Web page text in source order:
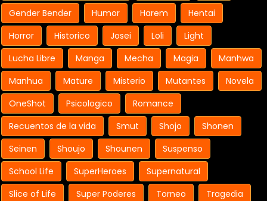
Gender Bender
Humor Harem
Hentai
Horror
Historico Josei Loli
Light
Lucha Libre
Manga Mecha Magia
Manhwa
Manhua
Mature Misterio Mutantes
Novela
OneShot
Psicologico
Romance
Recuentos de la vida
Smut Shojo
Shonen
Seinen
Shoujo Shounen
Suspenso
School Life
SuperHeroes
Supernatural
Slice of Life
Super Poderes Torneo
Tragedia